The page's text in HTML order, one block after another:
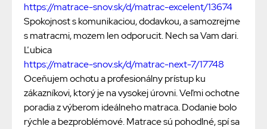
https://matrace-snov.sk/d/matrac-excelent/13674
Spokojnost s komunikaciou, dodavkou, a samozrejme
s matracmi, mozem len odporucit. Nech sa Vam dari.
Ľubica
https://matrace-snov.sk/d/matrac-next-7/17748
Oceňujem ochotu a profesionálny prístup ku
zákazníkovi, ktorý je na vysokej úrovni. Veľmi ochotne
poradia z výberom ideálneho matraca. Dodanie bolo
rýchle a bezproblémové. Matrace sú pohodlné, spí sa